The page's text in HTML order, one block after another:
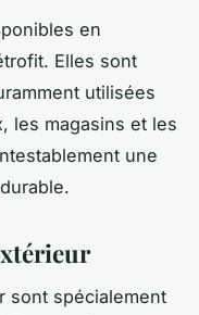
en
Elles sont
utilisées
les magasins et les
une
sont spécialement